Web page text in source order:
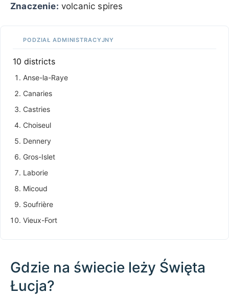
Znaczenie: volcanic spires
PODZIAŁ ADMINISTRACYJNY
10 districts
Anse-la-Raye
Canaries
Castries
Choiseul
Dennery
Gros-Islet
Laborie
Micoud
Soufrière
Vieux-Fort
Gdzie na świecie leży Święta
Łucja?